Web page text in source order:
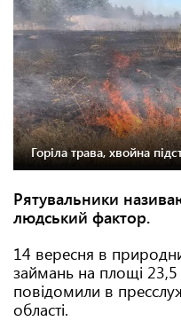
Горіла трава, хвойна
Рятувальники
людський фактор.
14 вересня в
займань на площі
повідомили в
області.